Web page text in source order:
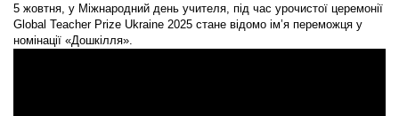
5 жовтня, у Міжнародний день учителя, під час урочистої церемонії
Global Teacher Prize Ukraine 2025 стане відомо ім’я переможця у
номінації «Дошкілля».